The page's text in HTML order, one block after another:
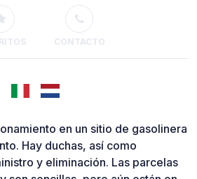
CONTACTO
en un sitio de gasolinera
Hay duchas, así como
y eliminación. Las parcelas